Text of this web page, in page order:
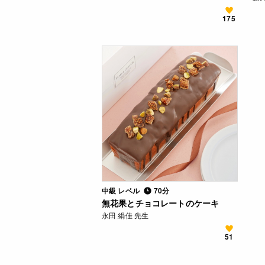
175
中級 レベル 70分
無花果とチョコレートのケーキ
永田 絹佳 先生
51